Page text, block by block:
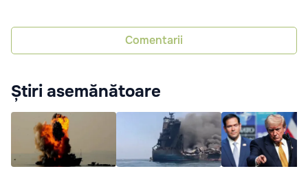
Comentarii
Știri asemănătoare